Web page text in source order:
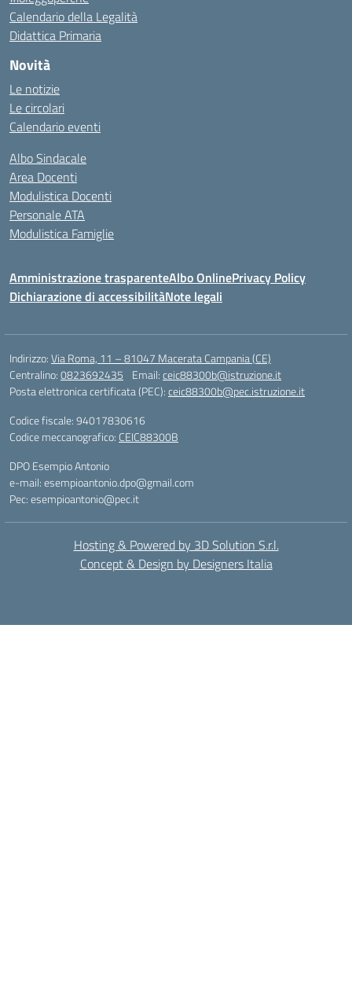
Calendario della Legalità
Didattica Primaria
Novità
Le notizie
Le circolari
Calendario eventi
Albo Sindacale
Area Docenti
Modulistica Docenti
Personale ATA
Modulistica Famiglie
Amministrazione trasparenteAlbo OnlinePrivacy Policy
Dichiarazione di accessibilitàNote legali
Indirizzo:Via Roma, 11 – 81047 Macerata Campania (CE)
Centralino:0823692435 Email:ceic88300b@istruzione.it
Posta elettronica certificata (PEC):ceic88300b@pec.istruzione.it
Codice fiscale: 94017830616
Codice meccanografico: CEIC88300B
DPO Esempio Antonio
e-mail: esempioantonio.dpo@gmail.com
Pec: esempioantonio@pec.it
Hosting & Powered by 3D Solution S.r.l.
Concept & Design by Designers Italia